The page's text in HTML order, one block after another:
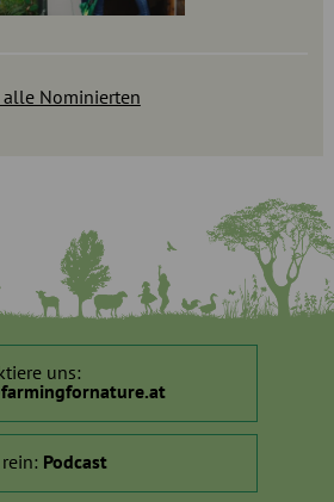
Nominierten
uns:
farmingfornature.at
Podcast